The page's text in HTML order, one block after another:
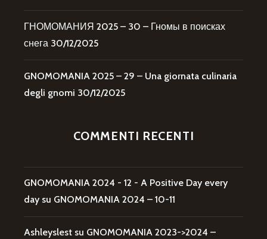
ГНОМОМАНИЯ 2025 – 30 – Гномы в поисках
снега 30/12/2025
GNOMOMANIA 2025 – 29 – Una giornata culinaria
degli gnomi 30/12/2025
COMMENTI RECENTI
GNOMOMANIA 2024 - 12 - A Positive Day every
day su GNOMOMANIA 2024 – 10-11
Ashleyslest su GNOMOMANIA 2023->2024 –